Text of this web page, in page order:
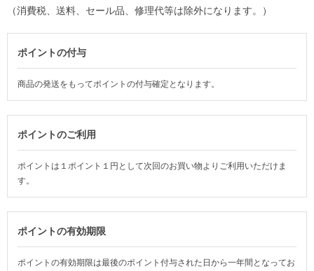
（消費税、送料、セール品、修理代等は除外になります。）
ポイントの付与
商品の発送をもってポイントの付与確定となります。
ポイントのご利用
ポイントは１ポイント１円として次回のお買い物よりご利用いただけま
す。
ポイントの有効期限
ポイントの有効期限は最後のポイント付与された日から一年間となってお